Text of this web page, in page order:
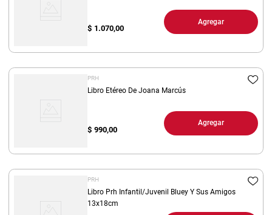
$ 1.070,00
Agregar
PRH
Libro Etéreo De Joana Marcús
$ 990,00
Agregar
PRH
Libro Prh Infantil/Juvenil Bluey Y Sus Amigos
13x18cm